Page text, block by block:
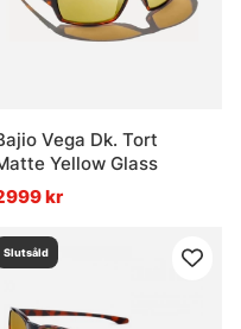
Vega Dk. Tort
Yellow Glass
kr
Slutsåld